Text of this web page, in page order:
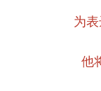
为
他